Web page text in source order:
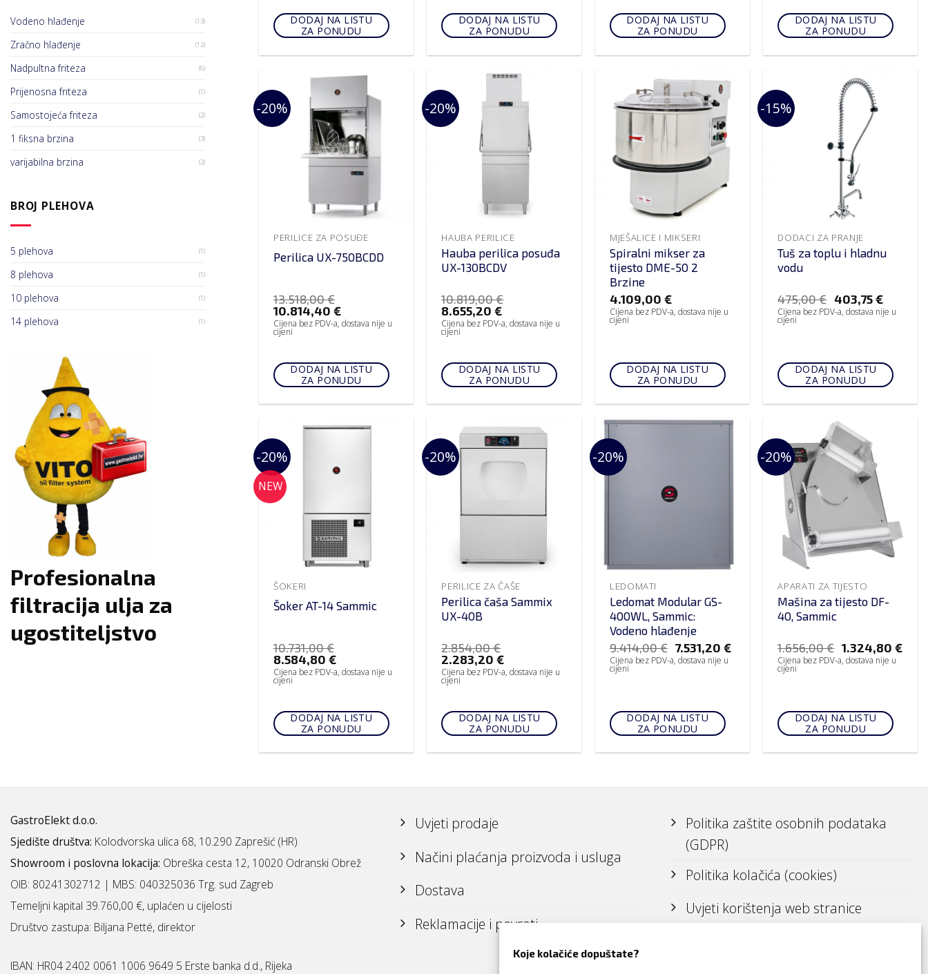
Koje kolačiće dopuštate?
Vodeno hlađenje (13)
Zračno hlađenje (12)
Nadpultna friteza (6)
Prijenosna friteza (1)
Samostojeća friteza (2)
1 fiksna brzina (3)
varijabilna brzina (2)
BROJ PLEHOVA
5 plehova (1)
8 plehova (1)
10 plehova (1)
14 plehova (1)
Profesionalna
filtracija ulja za
ugostiteljstvo
DODAJ NA LISTU
ZA PONUDU
DODAJ NA LISTU
ZA PONUDU
DODAJ NA LISTU
ZA PONUDU
DODAJ NA LISTU
ZA PONUDU
-20%
PERILICE ZA POSUĐE
Perilica UX-750BCDD
13.518,00€
10.814,40 €
Cijena bez PDV-a, dostava nije u
cijeni
DODAJ NA LISTU
ZA PONUDU
-20%
HAUBA PERILICE
Hauba perilica posuđa
UX-130BCDV
10.819,00€
8.655,20€
Cijena bez PDV-a, dostava nije u
cijeni
DODAJ NA LISTU
ZA PONUDU
MJEŠALICE I MIKSERI
Spiralni mikser za
tijesto DME-50 2
Brzine
4.109,00 €
Cijena bez PDV-a, dostava nije u
cijeni
DODAJ NA LISTU
ZA PONUDU
-15%
DODACI ZA PRANJE
Tuš za toplu i hladnu
vodu
475,00€ 403,75€
Cijena bez PDV-a, dostava nije u
cijeni
DODAJ NA LISTU
ZA PONUDU
-20%
NEW
ŠOKERI
Šoker AT-14 Sammic
10.731,00€
8.584,80 €
Cijena bez PDV-a, dostava nije u
cijeni
DODAJ NA LISTU
ZA PONUDU
-20%
PERILICE ZA ČAŠE
Perilica čaša Sammix
UX-40B
2.854,00€
2.283,20€
Cijena bez PDV-a, dostava nije u
cijeni
DODAJ NA LISTU
ZA PONUDU
-20%
LEDOMATI
Ledomat Modular GS-
400WL, Sammic:
Vodeno hlađenje
9.414,00€ 7.531,20€
Cijena bez PDV-a, dostava nije u
cijeni
DODAJ NA LISTU
ZA PONUDU
-20%
APARATI ZA TIJESTO
Mašina za tijesto DF-
40, Sammic
1.656,00€ 1.324,80 €
Cijena bez PDV-a, dostava nije u
cijeni
DODAJ NA LISTU
ZA PONUDU
GastroElekt d.o.o.
Sjedište društva: Kolodvorska ulica 68, 10.290 Zaprešić (HR)
Showroom i poslovna lokacija: Obreška cesta 12, 10020 Odranski Obrež
OIB: 80241302712 | MBS: 040325036 Trg. sud Zagreb
Temeljni kapital 39.760,00 €, uplaćen u cijelosti
Društvo zastupa: Biljana Petté, direktor
IBAN: HR04 2402 0061 1006 9649 5 Erste banka d.d., Rijeka
Uvjeti prodaje
Načini plaćanja proizvoda i usluga
Dostava
Reklamacije i povrati
Politika zaštite osobnih podataka
(GDPR)
Politika kolačića (cookies)
Uvjeti korištenja web stranice